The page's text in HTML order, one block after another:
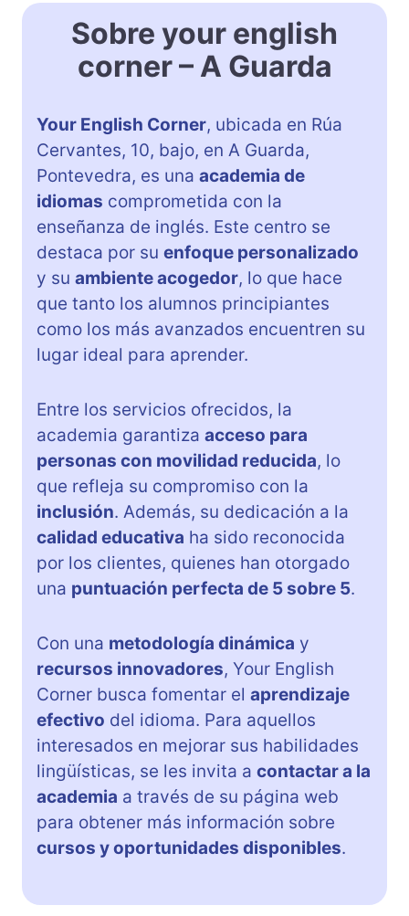
Sobre your english
corner – A Guarda
Your English Corner, ubicada en Rúa
Cervantes, 10, bajo, en A Guarda,
Pontevedra, es una academia de
idiomas comprometida con la
enseñanza de inglés. Este centro se
destaca por su enfoque personalizado
y su ambiente acogedor, lo que hace
que tanto los alumnos principiantes
como los más avanzados encuentren su
lugar ideal para aprender.
Entre los servicios ofrecidos, la
academia garantiza acceso para
personas con movilidad reducida, lo
que refleja su compromiso con la
inclusión. Además, su dedicación a la
calidad educativa ha sido reconocida
por los clientes, quienes han otorgado
una puntuación perfecta de 5 sobre 5.
Con una metodología dinámica y
recursos innovadores, Your English
Corner busca fomentar el aprendizaje
efectivo del idioma. Para aquellos
interesados en mejorar sus habilidades
lingüísticas, se les invita a contactar a la
academia a través de su página web
para obtener más información sobre
cursos y oportunidades disponibles.